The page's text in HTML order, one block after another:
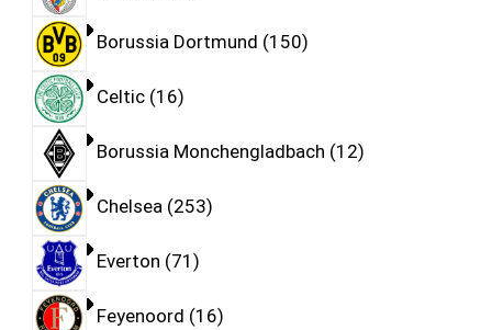
Borussia Dortmund 150
Celtic 16
Borussia Monchengladbach 12
Chelsea 253
Everton 71
Feyenoord 16